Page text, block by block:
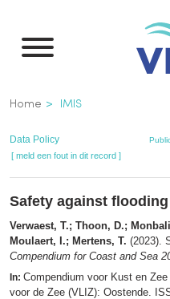
naar
inhoud
gaan
Kruimelpad
Home IMIS
Data Policy
[ meld een fout in dit record ]
Safety against flooding
Verwaest, T.; Thoon, D.;
Moulaert, I.; Mertens, T. (2023).
Compendium for Coast and Sea
In: Compendium voor Kust en
voor de Zee (VLIZ): Oostende.